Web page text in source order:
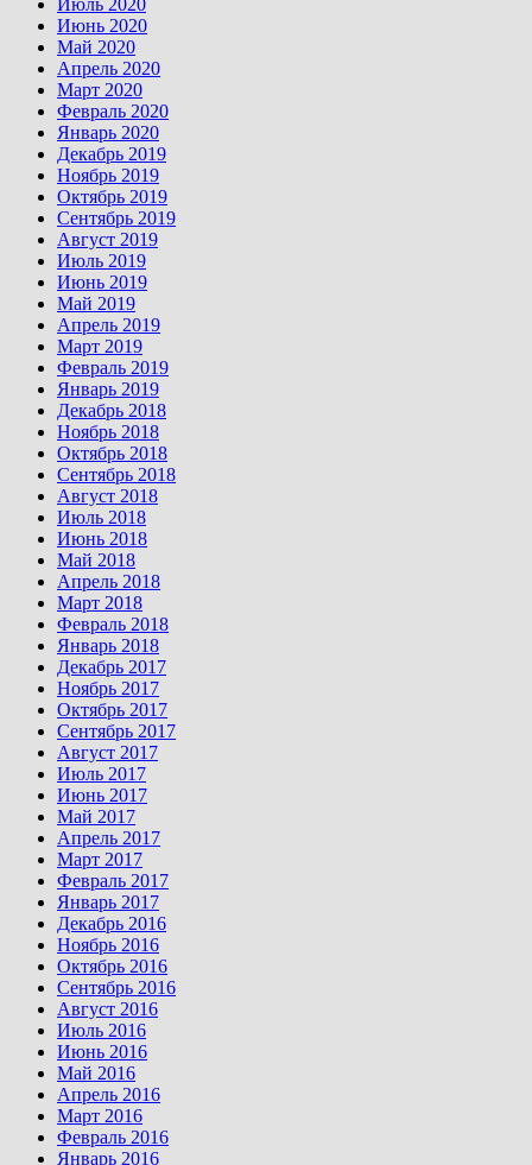
Июль 2020
Июнь 2020
Май 2020
Апрель 2020
Март 2020
Февраль 2020
Январь 2020
Декабрь 2019
Ноябрь 2019
Октябрь 2019
Сентябрь 2019
Август 2019
Июль 2019
Июнь 2019
Май 2019
Апрель 2019
Март 2019
Февраль 2019
Январь 2019
Декабрь 2018
Ноябрь 2018
Октябрь 2018
Сентябрь 2018
Август 2018
Июль 2018
Июнь 2018
Май 2018
Апрель 2018
Март 2018
Февраль 2018
Январь 2018
Декабрь 2017
Ноябрь 2017
Октябрь 2017
Сентябрь 2017
Август 2017
Июль 2017
Июнь 2017
Май 2017
Апрель 2017
Март 2017
Февраль 2017
Январь 2017
Декабрь 2016
Ноябрь 2016
Октябрь 2016
Сентябрь 2016
Август 2016
Июль 2016
Июнь 2016
Май 2016
Апрель 2016
Март 2016
Февраль 2016
Январь 2016